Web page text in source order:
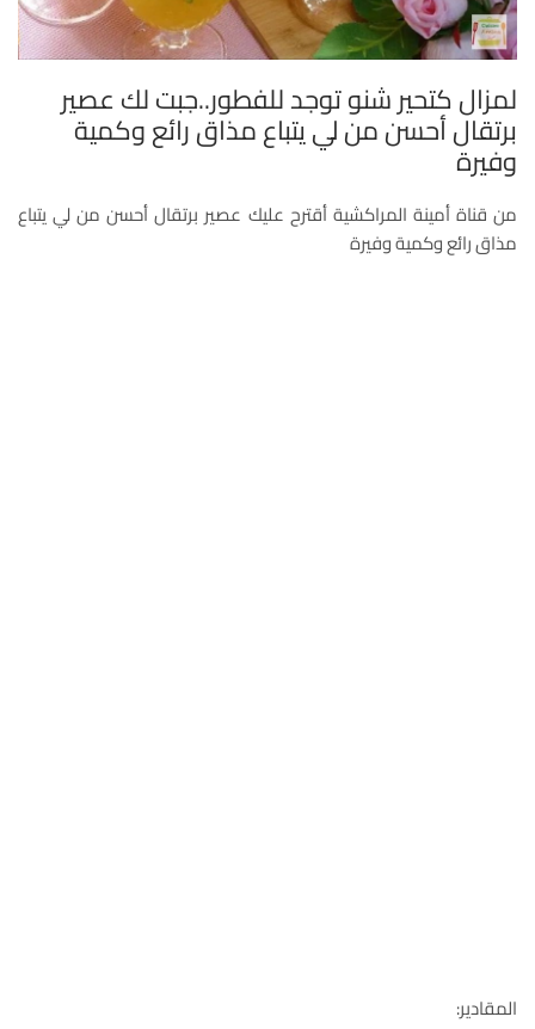
لمزال كتحير شنو توجد للفطور..جبت لك عصير
برتقال أحسن من لي يتباع مذاق رائع وكمية
وفيرة
من قناة أمينة المراكشية أقترح عليك عصير برتقال أحسن من لي يتباع
مذاق رائع وكمية وفيرة
المقادير: